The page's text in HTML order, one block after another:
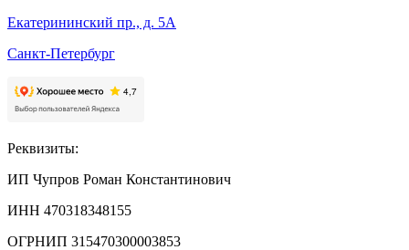
Екатерининский пр., д. 5А
Санкт-Петербург
Реквизиты:
ИП Чупров Роман Константинович
ИНН 470318348155
ОГРНИП 315470300003853